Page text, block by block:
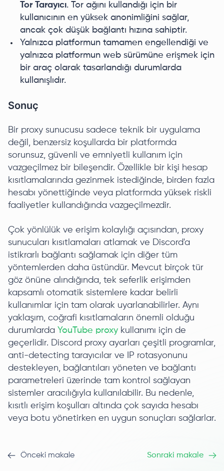
Tor Tarayıcı. Tor ağını kullandığı için bir
kullanıcının en yüksek anonimliğini sağlar,
ancak çok düşük bağlantı hızına sahiptir.
Yalnızca platformun tamamen engellendiği ve
yalnızca platformun web sürümüne erişmek için
bir araç olarak tasarlandığı durumlarda
kullanışlıdır.
Sonuç
Bir proxy sunucusu sadece teknik bir uygulama
değil, benzersiz koşullarda bir platformda
sorunsuz, güvenli ve emniyetli kullanım için
vazgeçilmez bir bileşendir. Özellikle bir kişi hesap
kısıtlamalarında gezinmek istediğinde, birden fazla
hesabı yönettiğinde veya platformda yüksek riskli
faaliyetler kullandığında vazgeçilmezdir.
Çok yönlülük ve erişim kolaylığı açısından, proxy
sunucuları kısıtlamaları atlamak ve Discord'a
istikrarlı bağlantı sağlamak için diğer tüm
yöntemlerden daha üstündür. Mevcut birçok tür
göz önüne alındığında, tek seferlik erişimden
kapsamlı otomatik sistemlere kadar belirli
kullanımlar için tam olarak uyarlanabilirler. Aynı
yaklaşım, coğrafi kısıtlamaların önemli olduğu
durumlarda YouTube proxy kullanımı için de
geçerlidir. Discord proxy ayarları çeşitli programlar,
anti-detecting tarayıcılar ve IP rotasyonunu
destekleyen, bağlantıları yöneten ve bağlantı
parametreleri üzerinde tam kontrol sağlayan
sistemler aracılığıyla kullanılabilir. Bu nedenle,
kısıtlı erişim koşulları altında çok sayıda hesabı
veya botu yönetirken en uygun sonuçları sağlarlar.
Önceki makale Sonraki makale